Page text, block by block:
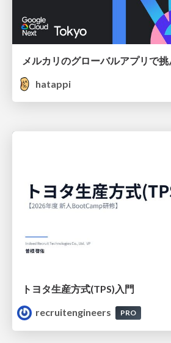
hatappi
トヨタ⽣産⽅式(TPS)⼊⾨
recruitengineers
PRO